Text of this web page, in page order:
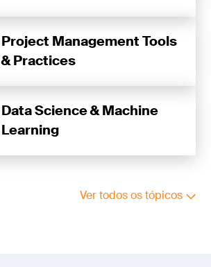
Project Management Tools
& Practices
Data Science & Machine
Learning
Ver todos os tópicos